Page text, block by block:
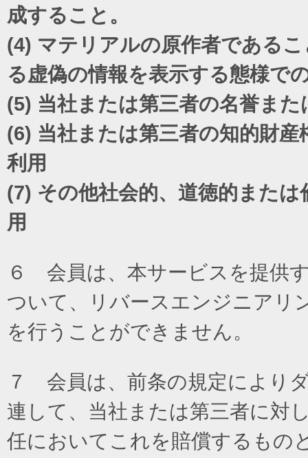
成すること。
(4) マテリアルの原作者である
る虚偽の情報を表示する態様で
(5) 当社または第三者の名誉ま
(6) 当社または第三者の知的財
利用
(7) その他社会的、道徳的また
用
６ 会員は、本サービスを提供
ついて、リバースエンジニアリ
を行うことができません。
７ 会員は、前条の規定により
連して、当社または第三者に対
任においてこれを賠償するもの